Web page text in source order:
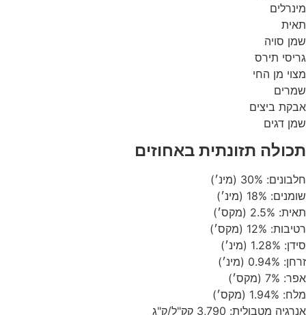
מינרלים
תאית
שמן סויה
גריסי תירס
מצוי מן החי
שמרים
אבקת ביצים
שמן דגים
תכולה תזונתית באחוזים
חלבונים: 30% (מינ׳)
שומנים: 18% (מינ׳)
תאית: 2.5% (מקס׳)
רטיבות: 12% (מקס׳)
סידן: 1.28% (מינ׳)
זרחן: 0.94% (מינ׳)
אפר: 7% (מקס׳)
מלח: 1.94% (מקס׳)
אנרגיה מטבולית: 3,790 קק"ל/ק"ג